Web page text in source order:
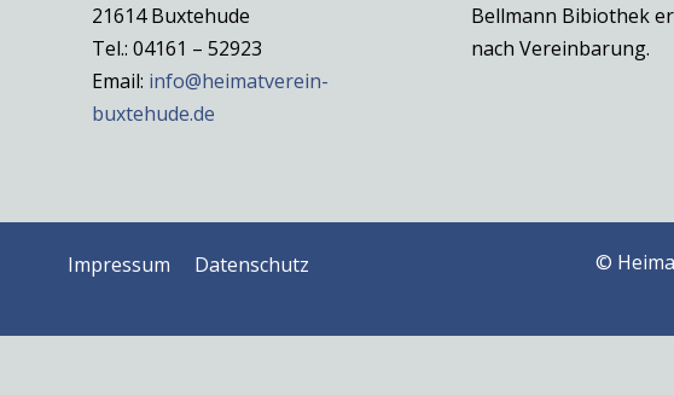
21614 Buxtehude
Tel.: 04161 – 52923
Email: info@heimatverein-
buxtehude.de
Bellmann Bibiothek
nach Vereinbarung.
Impressum Datenschutz
©